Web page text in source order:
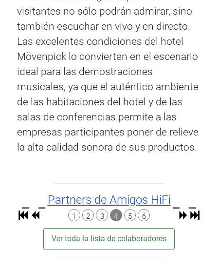
visitantes no sólo podrán admirar, sino
también escuchar en vivo y en directo.
Las excelentes condiciones del hotel
Mövenpick lo convierten en el escenario
ideal para las demostraciones
musicales, ya que el auténtico ambiente
de las habitaciones del hotel y de las
salas de conferencias permite a las
empresas participantes poner de relieve
la alta calidad sonora de sus productos.
Partners de Amigos HiFi
1 2 3 4 5 6
Ver toda la lista de colaboradores